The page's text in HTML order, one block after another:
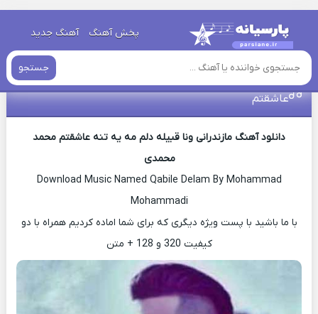
پخش آهنگ آهنگ جدید
جستجو
خانه » آهنگ های مازنی»
یه تنه عاشقتم
اهنگ مازنی محمد محمدی ونا قبیله دلم مه یه تنه
عاشقتم
دانلود آهنگ مازندرانی ونا قبیله دلم مه یه تنه عاشقتم محمد
محمدی
Download Music Named Qabile Delam By Mohammad
Mohammadi
با ما باشید با پست ویژه دیگری که برای شما اماده کردیم همراه با دو
کیفیت 320 و 128 + متن